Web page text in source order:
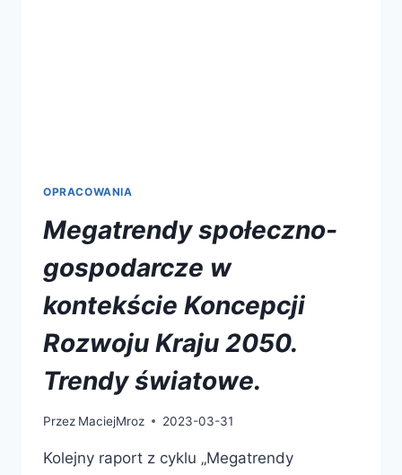
OPRACOWANIA
Megatrendy społeczno-
gospodarcze w
kontekście Koncepcji
Rozwoju Kraju 2050.
Trendy światowe.
Przez MaciejMroz 2023-03-31
Kolejny raport z cyklu „Megatrendy